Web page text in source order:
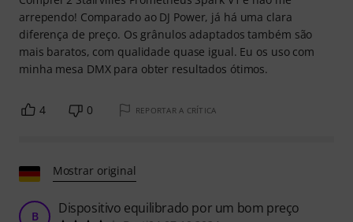
arrependo! Comparado ao DJ Power, já há uma clara
diferença de preço. Os grânulos adaptados também são
mais baratos, com qualidade quase igual. Eu os uso com
minha mesa DMX para obter resultados ótimos.
4 0 REPORTAR A CRÍTICA
Mostrar original
B Dispositivo equilibrado por um bom preço